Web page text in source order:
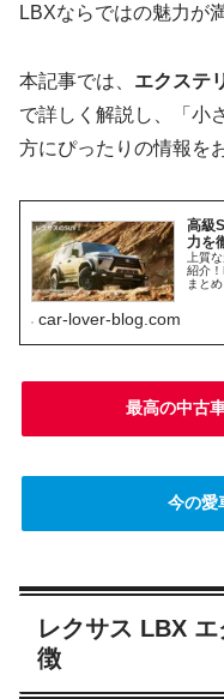
LBXならではの魅力が
本記事では、 エクステ
で詳しく解説し、「小
方にぴったりの情報を
高級
力を
上質
紹介
まと
car-lover-blog.com
最高の中古
今の愛
レクサス LBX
徴